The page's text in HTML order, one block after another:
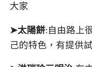
大家
➤太陽餅:自由路上
己的特色，有提供